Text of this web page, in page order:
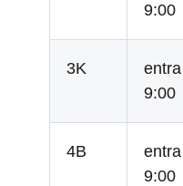
9:00
3K
9:00
4B
9:00